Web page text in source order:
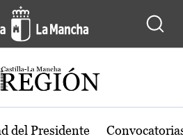
región de Castilla-
del Presidente